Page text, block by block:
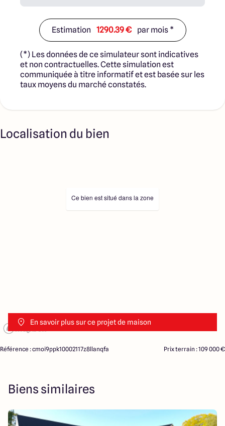
Estimation 1290.39 € par mois *
(*) Les données de ce simulateur sont indicatives
et non contractuelles. Cette simulation est
communiquée à titre informatif et est basée sur les
taux moyens du marché constatés.
Localisation du bien
En savoir plus sur ce projet de maison
Ce bien est situé dans la zone
Référence : cmoi9ppk10002117z8llanqfa Prix terrain : 109 000 €
Biens similaires